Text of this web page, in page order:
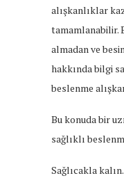
alışkanlıklar
tamamlanabilir.
almadan ve
hakkında bilgi
beslenme
Bu konuda bir
sağlıklı
Sağlıcakla